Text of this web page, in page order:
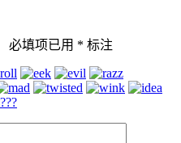
必填项已用 * 标注